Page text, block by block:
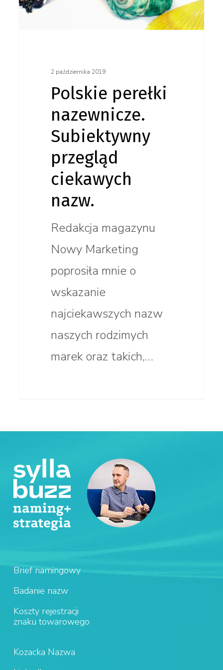
2 października 2019
Polskie perełki
nazewnicze.
Subiektywny
przegląd
ciekawych
nazw.
Redakcja magazynu
Nowy Marketing
poprosiła mnie o
wskazanie
najciekawszych nazw
naszych rodzimych
marek oraz takich,…
Brief namingowy
Badanie nazw
Koszty rejestracji
znaku towarowego
Kozacka Nazwa